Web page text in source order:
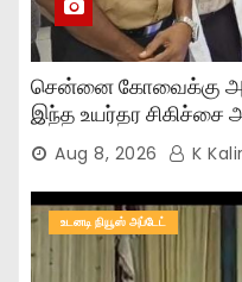
சென்னை கோவைக்கு
இந்த உயர்தர சிகிச்சை
Aug 8, 2026 K
உடனடி நியூஸ் அப்டேட்